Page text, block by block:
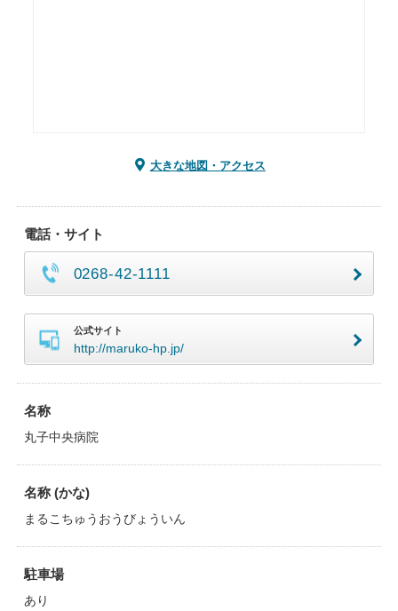
大きな地図・アクセス
電話・サイト
0268-42-1111
公式サイト
http://maruko-hp.jp/
名称
丸子中央病院
名称 (かな)
まるこちゅうおうびょういん
駐車場
あり